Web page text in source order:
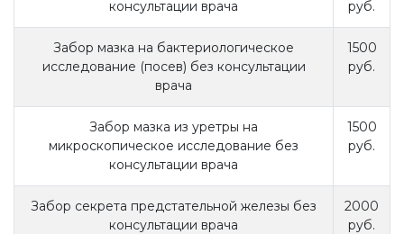
консультации врача
руб.
Забор мазка на бактериологическое
исследование (посев) без консультации
врача
1500
руб.
Забор мазка из уретры на
микроскопическое исследование без
консультации врача
1500
руб.
Забор секрета предстательной железы без
консультации врача
2000
руб.